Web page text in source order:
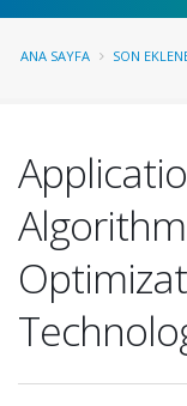
ANA SAYFA SON